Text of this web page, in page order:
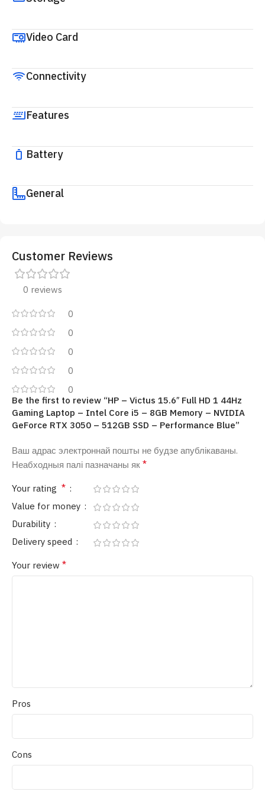
Video Card
Connectivity
Features
Battery
General
Customer Reviews
0 reviews
0
0
0
0
0
Be the first to review “HP – Victus 15.6″ Full HD 1 44Hz
Gaming Laptop – Intel Core i5 – 8GB Memory – NVIDIA
GeForce RTX 3050 – 512GB SSD – Performance Blue”
Ваш адрас электроннай пошты не будзе апублікаваны.
Неабходныя палі пазначаны як*
Your rating *
Value for money
Durability
Delivery speed
Your review *
Pros
Cons